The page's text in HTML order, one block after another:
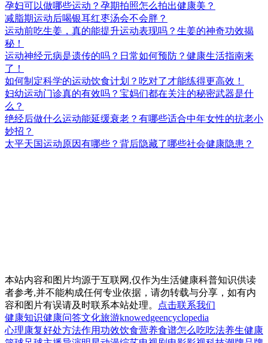
孕妇可以做哪些运动？孕期拍照怎么拍出健康美？
减脂期运动后喝银耳红枣汤会不会胖？
运动前吃生姜，真的能提升运动表现吗？生姜的神奇功效揭
秘！
运动神经元病是遗传的吗？日常如何预防？健康生活指南来
了！
如何制定科学的运动饮食计划？吃对了才能练得更高效！
妇幼运动门诊真的有效吗？宝妈们都在关注的秘密武器是什
么？
绝经后做什么运动能延缓衰老？有哪些适合中年女性的抗老小
妙招？
太平天国运动原因有哪些？背后隐藏了哪些社会健康隐患？
本站内容和图片均源于互联网,仅作为生活健康科普知识供读
者参考,并不能构成任何专业依据，请勿转载与分享，如有内
容和图片有误请及时联系本站处理。
点击联系我们
健康知识健康问答文化旅游knowedgeencyclopedia
心理康复好处方法作用功效饮食营养食谱怎么吃吃法养生健康